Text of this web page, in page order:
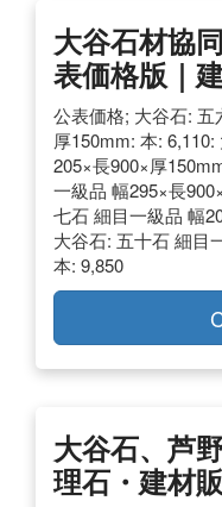
大谷石材協
表価格版｜
公表価格; 大谷石: 五
厚150mm: 本:
205×長900×厚
一級品 幅295×長
七石 細目一級品 幅
大谷石: 五十石 細目
本: 9,850
大谷石、芦
理石・建材